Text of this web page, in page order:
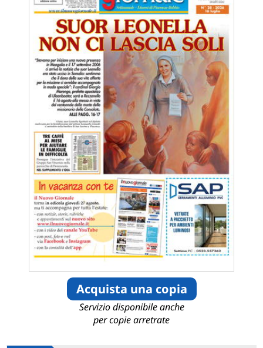
Acquista una copia
Servizio disponibile anche
per copie arretrate